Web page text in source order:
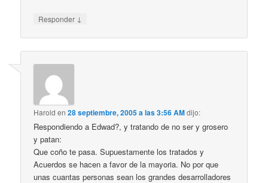
Responder ↓
Harold en28 septiembre, 2005 a las 3:56 AMdijo:
Respondiendo a Edwad?, y tratando de no ser y grosero
y patan:
Que coño te pasa. Supuestamente los tratados y
Acuerdos se hacen a favor de la mayoria. No por que
unas cuantas personas sean los grandes desarrolladores